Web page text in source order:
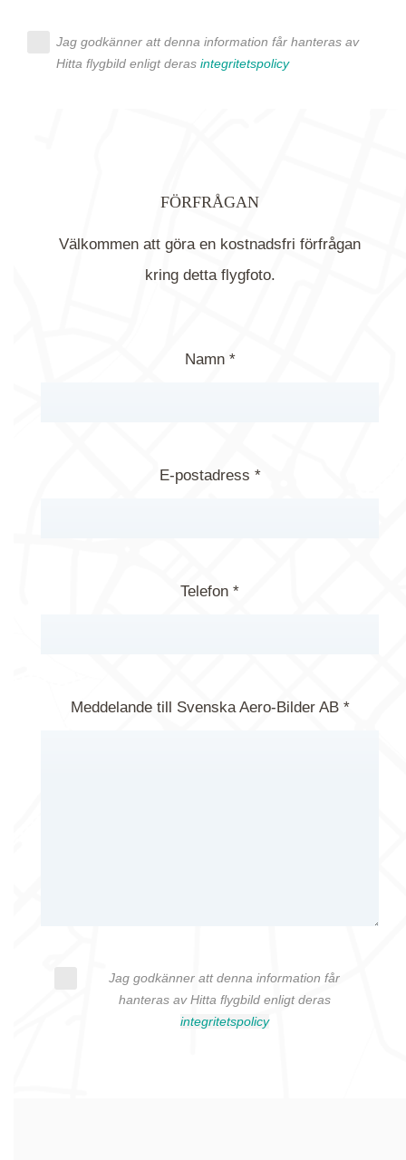
Jag godkänner att denna information får hanteras av
Hitta flygbild enligt deras integritetspolicy
FÖRFRÅGAN
Välkommen att göra en kostnadsfri förfrågan
kring detta flygfoto.
Namn *
E-postadress *
Telefon *
Meddelande till Svenska Aero-Bilder AB *
Jag godkänner att denna information får
hanteras av Hitta flygbild enligt deras
integritetspolicy